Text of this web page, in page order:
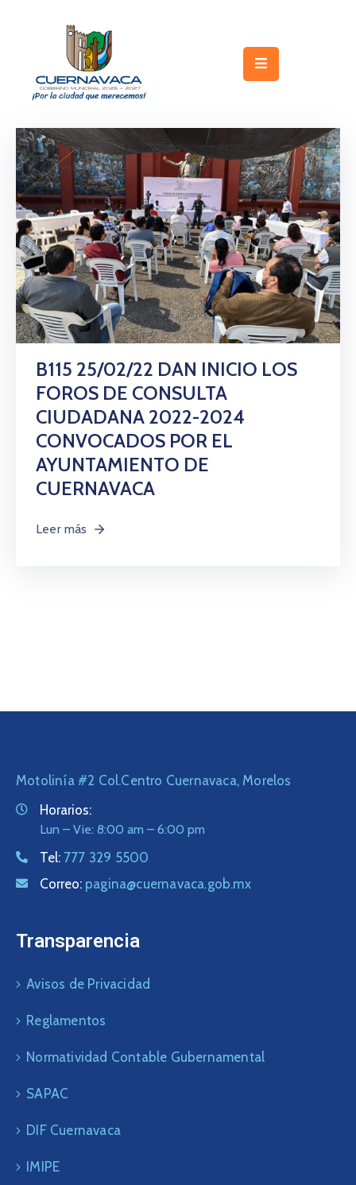
Gobierno
Turismo
Trámites
y
Servicios
Licitaciones
Transparencia
Directorio
CitasB115 25/02/22 DAN INICIO LOS
FOROS DE CONSULTA
CIUDADANA 2022-2024
CONVOCADOS POR EL
AYUNTAMIENTO DE
CUERNAVACA
Leer más
Motolinía #2 Col.Centro Cuernavaca, Morelos
Horarios:
Lun – Vie: 8:00 am – 6:00 pm
Tel: 777 329 5500
Correo: pagina@cuernavaca.gob.mx
Transparencia
Avisos de Privacidad
Reglamentos
Normatividad Contable Gubernamental
SAPAC
DIF Cuernavaca
IMIPE